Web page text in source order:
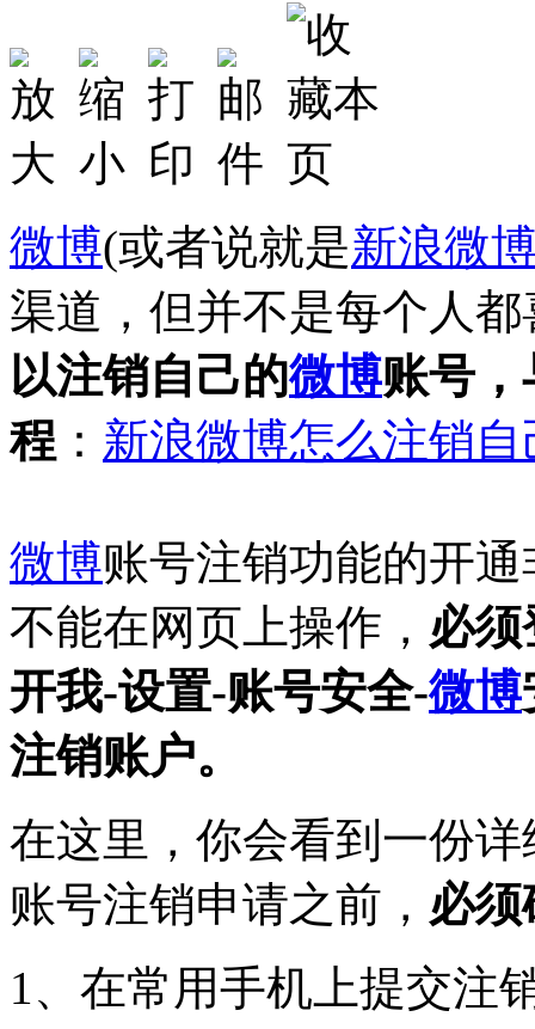
微博(或者说就是新浪微
渠道，但并不是每个人
以注销自己的微博账号
程 ： 新浪微博怎么注销
微博账号注销功能的开
不能在网页上操作， 必须
开我-设置-账号安全-微博
注销账户。
在这里，你会看到一份
账号注销申请之前， 必须
1、在常用手机上提交注